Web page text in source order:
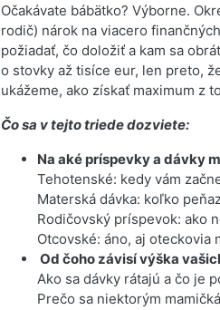
Očakávate bábätko? Výborne.
rodič) nárok na viacero
požiadať, čo doložiť a kam sa
o stovky až tisíce eur, len preto,
ukážeme, ako získať maximum z
Čo sa v tejto triede dozviete:
Na aké príspevky a dávky
Tehotenské: kedy vám
Materská dávka: koľko
Rodičovský príspevok: ako
Otcovské: áno, aj oteckovia
Od čoho závisí výška
Ako sa dávky rátajú a čo je
Prečo sa niektorým